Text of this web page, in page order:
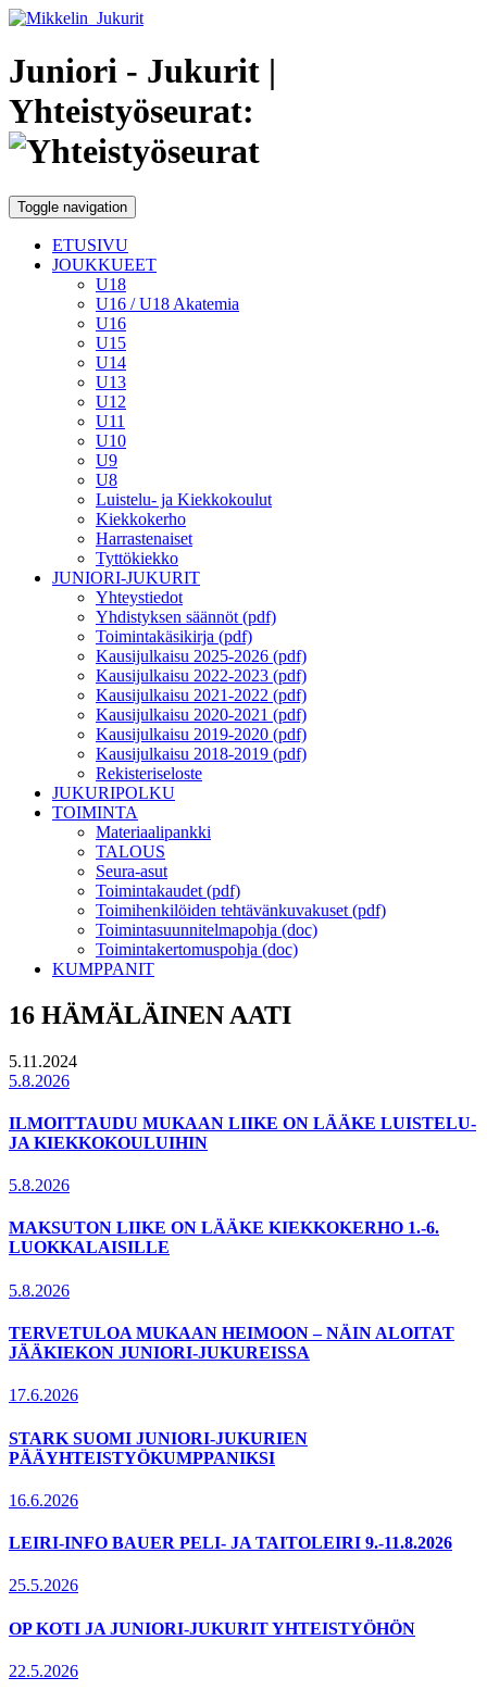
Juniori - Jukurit |
Yhteistyöseurat:
Toggle navigation
ETUSIVU
JOUKKUEET
U18
U16 / U18 Akatemia
U16
U15
U14
U13
U12
U11
U10
U9
U8
Luistelu- ja Kiekkokoulut
Kiekkokerho
Harrastenaiset
Tyttökiekko
JUNIORI-JUKURIT
Yhteystiedot
Yhdistyksen säännöt (pdf)
Toimintakäsikirja (pdf)
Kausijulkaisu 2025-2026 (pdf)
Kausijulkaisu 2022-2023 (pdf)
Kausijulkaisu 2021-2022 (pdf)
Kausijulkaisu 2020-2021 (pdf)
Kausijulkaisu 2019-2020 (pdf)
Kausijulkaisu 2018-2019 (pdf)
Rekisteriseloste
JUKURIPOLKU
TOIMINTA
Materiaalipankki
TALOUS
Seura-asut
Toimintakaudet (pdf)
Toimihenkilöiden tehtävänkuvakuset (pdf)
Toimintasuunnitelmapohja (doc)
Toimintakertomuspohja (doc)
KUMPPANIT
16 HÄMÄLÄINEN AATI
5.11.2024
5.8.2026
ILMOITTAUDU MUKAAN LIIKE ON LÄÄKE LUISTELU-
JA KIEKKOKOULUIHIN
5.8.2026
MAKSUTON LIIKE ON LÄÄKE KIEKKOKERHO 1.-6.
LUOKKALAISILLE
5.8.2026
TERVETULOA MUKAAN HEIMOON – NÄIN ALOITAT
JÄÄKIEKON JUNIORI-JUKUREISSA
17.6.2026
STARK SUOMI JUNIORI-JUKURIEN
PÄÄYHTEISTYÖKUMPPANIKSI
16.6.2026
LEIRI-INFO BAUER PELI- JA TAITOLEIRI 9.-11.8.2026
25.5.2026
OP KOTI JA JUNIORI-JUKURIT YHTEISTYÖHÖN
22.5.2026